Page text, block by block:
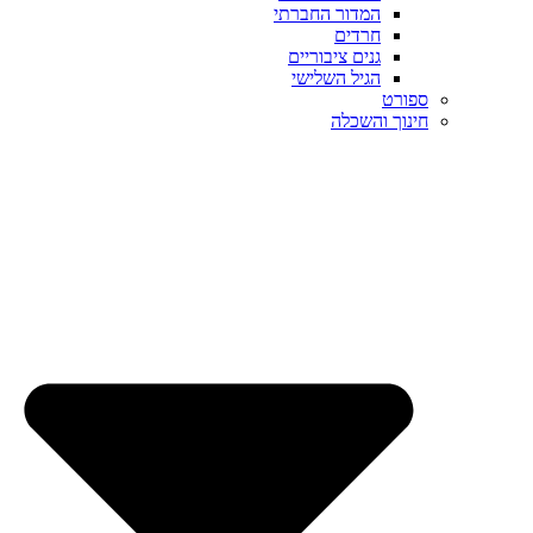
המדור החברתי
חרדים
גנים ציבוריים
הגיל השלישי
ספורט
חינוך והשכלה